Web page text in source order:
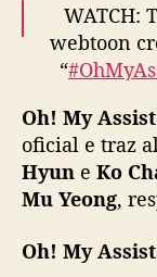
WATCH:
webtoon
“
Starring
Island)
every
Oh! My
oficial e traz
Hyun e Ko
Mu Yeong,
Oh! My